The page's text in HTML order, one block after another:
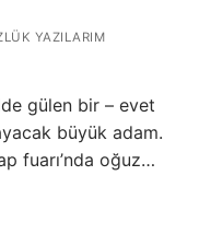
YAZILARIM
gülen bir – evet
büyük adam.
fuarı’nda oğuz…